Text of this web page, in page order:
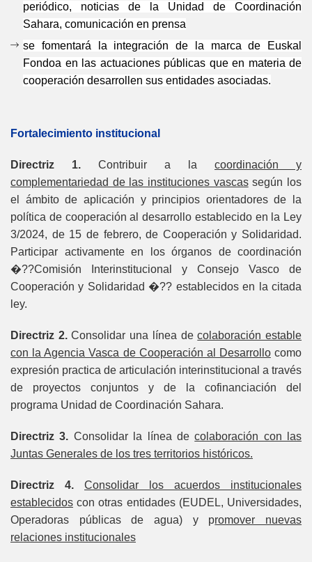
periódico, noticias de la Unidad de Coordinación
Sahara, comunicación en prensa
se fomentará la integración de la marca de Euskal
Fondoa en las actuaciones públicas que en materia de
cooperación desarrollen sus entidades asociadas.
Fortalecimiento institucional
Directriz 1. Contribuir a la coordinación y
complementariedad de las instituciones vascassegún los
el ámbito de aplicación y principios orientadores de la
política de cooperación al desarrollo establecido en la Ley
3/2024, de 15 de febrero, de Cooperación y Solidaridad.
Participar activamente en los órganos de coordinación
�??Comisión Interinstitucional y Consejo Vasco de
Cooperación y Solidaridad �?? establecidos en la citada
ley.
Directriz 2.Consolidar una línea decolaboración estable
con la Agencia Vasca de Cooperación al Desarrollocomo
expresión practica de articulación interinstitucional a través
de proyectos conjuntos y de la cofinanciación del
programa Unidad de Coordinación Sahara.
Directriz 3. Consolidar la línea decolaboración con las
Juntas Generales de los tres territorios históricos.
Directriz 4. Consolidar los acuerdos institucionales
establecidos con otras entidades (EUDEL, Universidades,
Operadoras públicas de agua) y promover nuevas
relaciones institucionales